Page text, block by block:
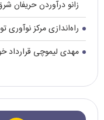
زانو درآوردن حریفان
راه‌اندازی مرکز نوآوری
مهدی لیموچی قرارداد